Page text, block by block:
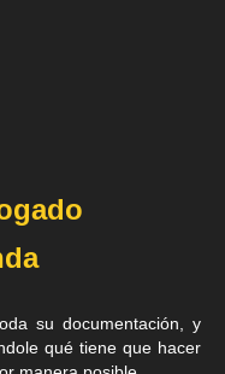
su documentación, y
qué tiene que hacer